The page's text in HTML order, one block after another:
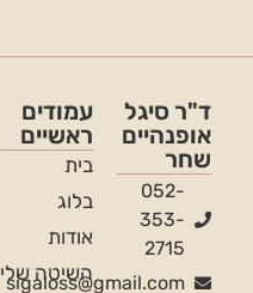
ד"ר סיגל
אופנהיים
שחר
052-
353-
2715
sigaloss@gmail.com
עמודים
ראשיים
בית
בלוג
אודות
השיטה שלי